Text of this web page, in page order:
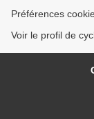
Préférences
Voir le profil de